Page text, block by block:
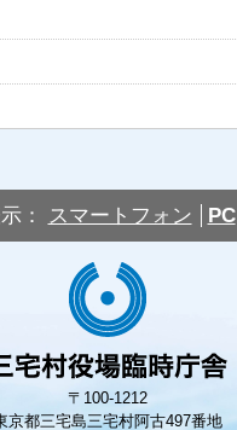
： スマートフォン PC
〒100-1212
京都三宅島三宅村阿古497番地